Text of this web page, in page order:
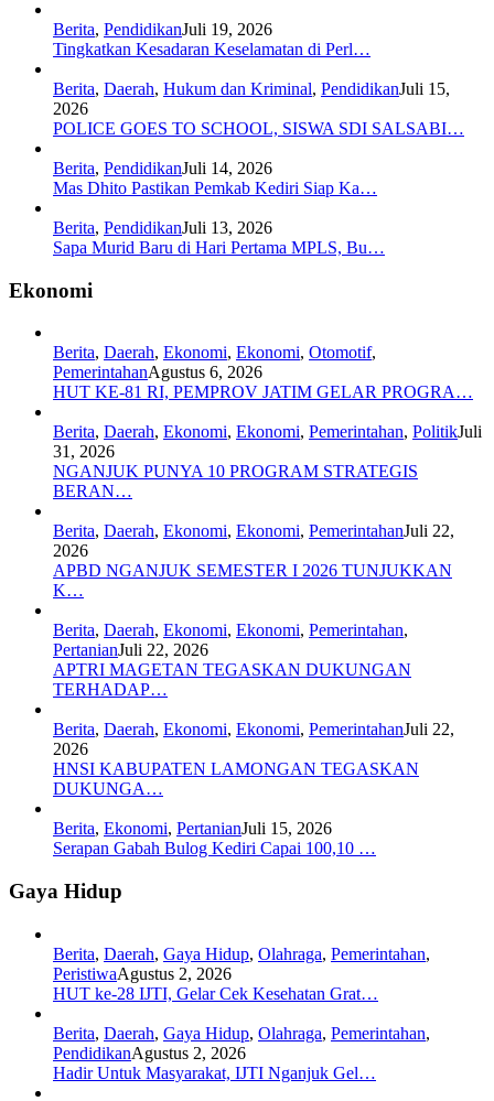
Berita, PendidikanJuli 19, 2026
Tingkatkan Kesadaran Keselamatan di Perl…
Berita, Daerah, Hukum dan Kriminal, PendidikanJuli 15,
2026
POLICE GOES TO SCHOOL, SISWA SDI SALSABI…
Berita, PendidikanJuli 14, 2026
Mas Dhito Pastikan Pemkab Kediri Siap Ka…
Berita, PendidikanJuli 13, 2026
Sapa Murid Baru di Hari Pertama MPLS, Bu…
Ekonomi
Berita, Daerah, Ekonomi, Ekonomi, Otomotif,
PemerintahanAgustus 6, 2026
HUT KE-81 RI, PEMPROV JATIM GELAR PROGRA…
Berita, Daerah, Ekonomi, Ekonomi, Pemerintahan, PolitikJuli
31, 2026
NGANJUK PUNYA 10 PROGRAM STRATEGIS
BERAN…
Berita, Daerah, Ekonomi, Ekonomi, PemerintahanJuli 22,
2026
APBD NGANJUK SEMESTER I 2026 TUNJUKKAN
K…
Berita, Daerah, Ekonomi, Ekonomi, Pemerintahan,
PertanianJuli 22, 2026
APTRI MAGETAN TEGASKAN DUKUNGAN
TERHADAP…
Berita, Daerah, Ekonomi, Ekonomi, PemerintahanJuli 22,
2026
HNSI KABUPATEN LAMONGAN TEGASKAN
DUKUNGA…
Berita, Ekonomi, PertanianJuli 15, 2026
Serapan Gabah Bulog Kediri Capai 100,10 …
Gaya Hidup
Berita, Daerah, Gaya Hidup, Olahraga, Pemerintahan,
PeristiwaAgustus 2, 2026
HUT ke-28 IJTI, Gelar Cek Kesehatan Grat…
Berita, Daerah, Gaya Hidup, Olahraga, Pemerintahan,
PendidikanAgustus 2, 2026
Hadir Untuk Masyarakat, IJTI Nganjuk Gel…